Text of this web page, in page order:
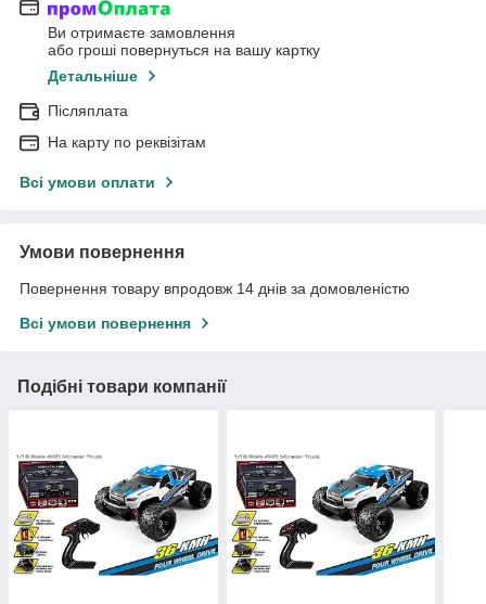
Ви отримаєте замовлення
або гроші повернуться на вашу картку
Детальніше
Післяплата
На карту по реквізітам
Всі умови оплати
Умови повернення
Повернення товару впродовж 14 днів за домовленістю
Всі умови повернення
Подібні товари компанії